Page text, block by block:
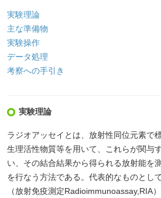
English
実験理論
主な準備物
実験操作
データ処理
考察への手引き
実験理論
ラジオアッセイとは、放射性同位元素で
生理活性物質等を用いて、これらが関与
い、その結合結果から得られる放射能を
を行なう方法である。代表的なものとし
（放射免疫測定Radioimmunoassay,RIA